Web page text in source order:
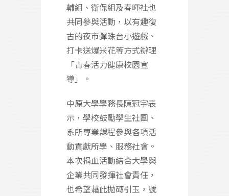
輔組、衛保組及春暉社也
共同參與活動，以有趣復
古的夜市彈珠台小遊戲、
打卡送爆米花等方式辦理
「青春活力健康校園宣
導」。
中原大學學務長陳冠宇表
示，學校鼓勵學生社團、
系所專業課程參與各項活
動貢獻所學、服務社會。
本次捐血活動結合大學與
企業共同發揮社會責任，
也希望藉此拋磚引玉，號